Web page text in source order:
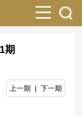
期
上一期 | 下一期